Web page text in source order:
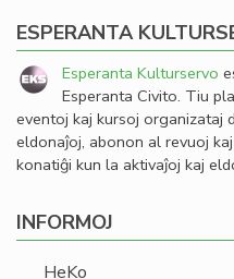
ESPERANTA
Esperanta Kulturservo
Esperanta Civito. Tiu
eventoj kaj kursoj organizataj
eldonaĵoj, abonon al revuoj
konatiĝi kun la aktivaĵoj kaj
INFORMOJ
HeKo